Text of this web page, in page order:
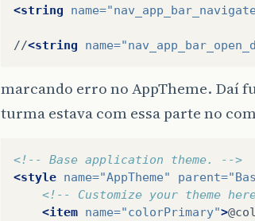
<string name=
//<string name=
marcando erro no AppTheme. Daí
turma estava com essa parte no
<!-- Base application theme. -->
<style name="AppTheme" parent=
<!-- Customize your theme
<item name="colorPrimary">